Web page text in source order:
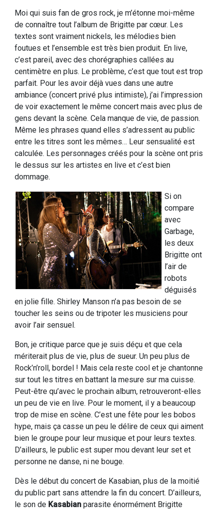
Moi qui suis fan de gros rock, je m’étonne moi-même
de connaître tout l’album de Brigitte par cœur. Les
textes sont vraiment nickels, les mélodies bien
foutues et l’ensemble est très bien produit. En live,
c’est pareil, avec des chorégraphies callées au
centimètre en plus. Le problème, c’est que tout est trop
parfait. Pour les avoir déjà vues dans une autre
ambiance (concert privé plus intimiste), j’ai l’impression
de voir exactement le même concert mais avec plus de
gens devant la scène. Cela manque de vie, de passion.
Même les phrases quand elles s’adressent au public
entre les titres sont les mêmes… Leur sensualité est
calculée. Les personnages créés pour la scène ont pris
le dessus sur les artistes en live et c’est bien
dommage.
Si on
compare
avec
Garbage,
les deux
Brigitte ont
l’air de
robots
déguisés
en jolie fille. Shirley Manson n’a pas besoin de se
toucher les seins ou de tripoter les musiciens pour
avoir l’air sensuel.
Bon, je critique parce que je suis déçu et que cela
mériterait plus de vie, plus de sueur. Un peu plus de
Rock’n’roll, bordel ! Mais cela reste cool et je chantonne
sur tout les titres en battant la mesure sur ma cuisse.
Peut-être qu’avec le prochain album, retrouveront-elles
un peu de vie en live. Pour le moment, il y a beaucoup
trop de mise en scène. C’est une fête pour les bobos
hype, mais ça casse un peu le délire de ceux qui aiment
bien le groupe pour leur musique et pour leurs textes.
D’ailleurs, le public est super mou devant leur set et
personne ne danse, ni ne bouge.
Dès le début du concert de Kasabian, plus de la moitié
du public part sans attendre la fin du concert. D’ailleurs,
le son de Kasabian parasite énormément Brigitte